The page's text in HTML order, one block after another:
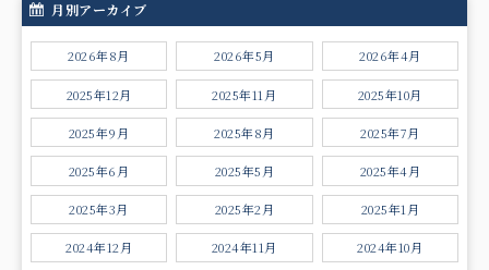
月別アーカイブ
2026年8月 2026年5月 2026年4月
2025年12月 2025年11月 2025年10月
2025年9月 2025年8月 2025年7月
2025年6月 2025年5月 2025年4月
2025年3月 2025年2月 2025年1月
2024年12月 2024年11月 2024年10月